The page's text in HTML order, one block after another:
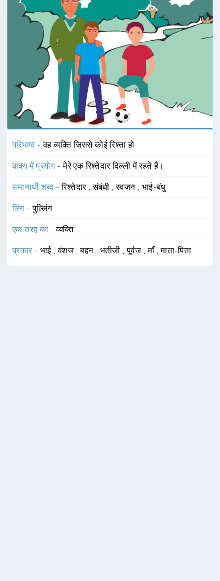
परिभाषा -वह व्यक्ति जिससे कोई रिश्ता हो
वाक्य में प्रयोग -मेरे एक रिश्तेदार दिल्ली में रहते हैं।
समानार्थी शब्द -रिश्तेदार ,संबंधी ,स्वजन भाई-बंधु
लिंग -पुल्लिंग
एक तरह का -व्यक्ति
प्रकार - भाई ,वंशज ,बहन भतीजी ,पूर्वज ,माँ ,माता-पिता